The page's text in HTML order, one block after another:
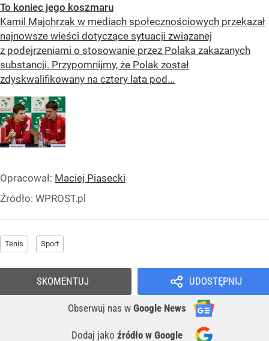
To koniec jego koszmaru
Kamil Majchrzak w mediach społecznościowych przekazał
najnowsze wieści dotyczące sytuacji związanej
z podejrzeniami o stosowanie przez Polaka zakazanych
substancji. Przypomnijmy, że Polak został
zdyskwalifikowany na cztery lata pod...
Opracował: Maciej Piasecki
Źródło: WPROST.pl
Tenis Sport
UDOSTĘPNIJ
Obserwuj nas w Google News
Dodaj jako źródło w Google
SKOMENTUJ